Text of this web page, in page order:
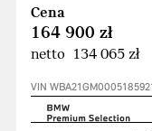
Cena
164 900 zł
netto 134 065 zł
VIN